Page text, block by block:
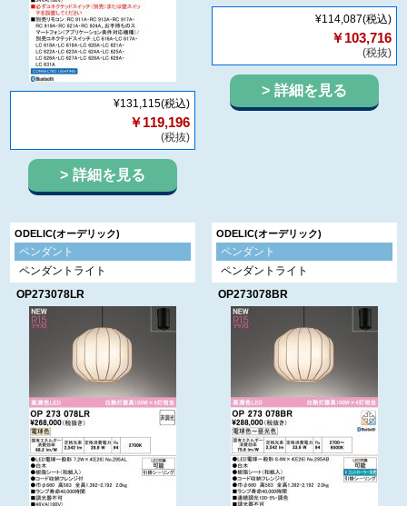
¥131,115(税込)
￥119,196
(税抜)
詳細を見る
¥114,087(税込)
￥103,716
(税抜)
詳細を見る
ODELIC(オーデリック)
ペンダント
ペンダントライト
OP273078LR
ODELIC(オーデリック)
ペンダント
ペンダントライト
OP273078BR